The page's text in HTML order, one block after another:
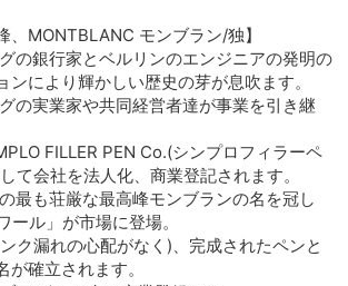
、MONTBLANC モンブラン/独】
の銀行家とベルリンのエンジニアの発明の
ンにより輝かしい歴史の芽が息吹ます。
の実業家や共同経営者達が事業を引き継
FILLER PEN Co.(シンプロフィラーペ
て会社を法人化、商業登記されます。
最も荘厳な最高峰モンブランの名を冠し
ール」が市場に登場。
ク漏れの心配がなく)、完成されたペンと
が確立されます。